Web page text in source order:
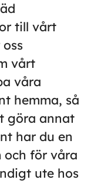
till vårt
vårt
våra
hemma, så
göra annat
har du en
för våra
ute hos